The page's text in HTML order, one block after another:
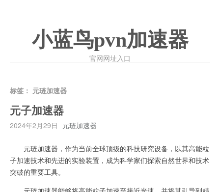
小蓝鸟pvn加速器
官网网址入口
标签： 元琏加速器
元子加速器
2024年2月29日 元琏加速器
元琏加速器，作为当前全球顶级的科技研究设备，以其高能粒
子加速技术和先进的实验装置，成为科学家们探索自然世界和技术
突破的重要工具。